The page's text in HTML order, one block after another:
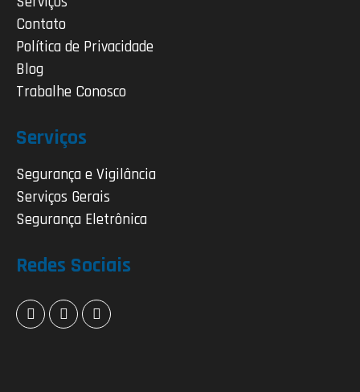
Contato
Política de Privacidade
Blog
Trabalhe Conosco
Serviços
Segurança e Vigilância
Serviços Gerais
Segurança Eletrônica
Redes Sociais